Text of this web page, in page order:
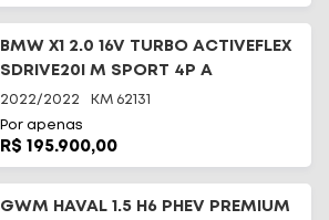
BMW X1 2.0 16V TURBO ACTIVEFLEX
SDRIVE20I M SPORT 4P A
2022/2022 KM 62131
Por apenas
R$ 195.900,00
GWM HAVAL 1.5 H6 PHEV PREMIUM